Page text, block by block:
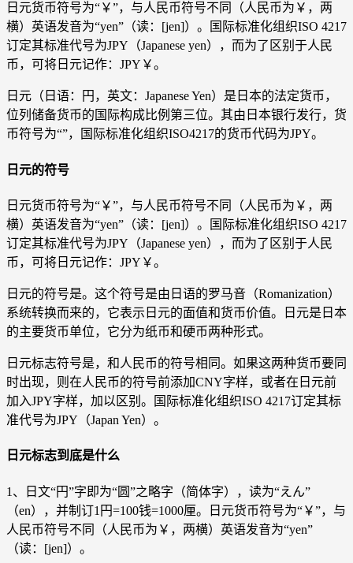
日元货币符号为“￥”，与人民币符号不同（人民币为￥，两
横）英语发音为“yen”（读：[jen]）。国际标准化组织ISO 4217
订定其标准代号为JPY（Japanese yen），而为了区别于人民
币，可将日元记作：JPY￥。
日元（日语：円，英文：Japanese Yen）是日本的法定货币，
位列储备货币的国际构成比例第三位。其由日本银行发行，货
币符号为“”，国际标准化组织ISO4217的货币代码为JPY。
日元的符号
日元货币符号为“￥”，与人民币符号不同（人民币为￥，两
横）英语发音为“yen”（读：[jen]）。国际标准化组织ISO 4217
订定其标准代号为JPY（Japanese yen），而为了区别于人民
币，可将日元记作：JPY￥。
日元的符号是。这个符号是由日语的罗马音（Romanization）
系统转换而来的，它表示日元的面值和货币价值。日元是日本
的主要货币单位，它分为纸币和硬币两种形式。
日元标志符号是，和人民币的符号相同。如果这两种货币要同
时出现，则在人民币的符号前添加CNY字样，或者在日元前
加入JPY字样，加以区别。国际标准化组织ISO 4217订定其标
准代号为JPY（Japan Yen）。
日元标志到底是什么
1、日文“円”字即为“圆”之略字（简体字），读为“えん”
（en），并制订1円=100钱=1000厘。日元货币符号为“￥”，与
人民币符号不同（人民币为￥，两横）英语发音为“yen”
（读：[jen]）。